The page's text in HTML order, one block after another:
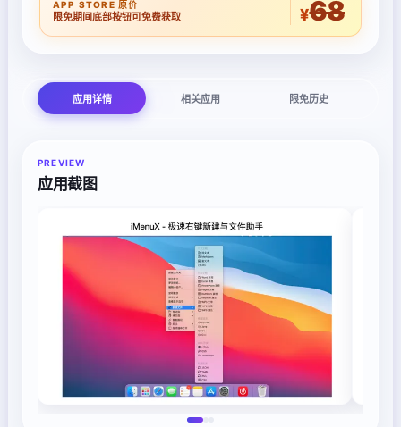
APP STORE 原价
限免期间底部按钮可免费获取 ¥68
应用详情 相关应用 限免历史
PREVIEW
应用截图